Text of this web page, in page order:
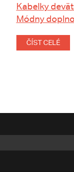
Kabelky
Módny
ČÍST CELÉ